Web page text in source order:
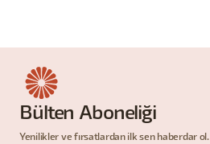
Bülten Aboneliği
Yenilikler ve fırsatlardan ilk sen haberdar ol.